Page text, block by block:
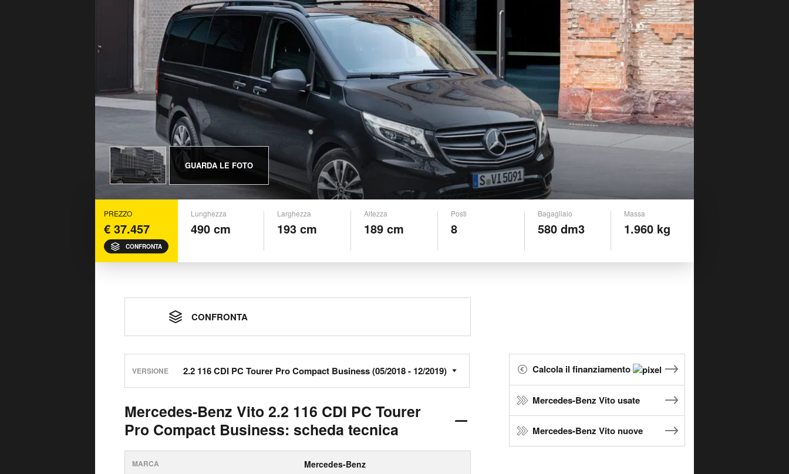
GUARDA LE FOTO
PREZZO
€ 37.457
CONFRONTA
Lunghezza
490 cm
Larghezza
193 cm
Altezza
189 cm
Posti
8
Bagagliaio
580 dm3
Massa
1.960 kg
CONFRONTA
VERSIONE
Mercedes-Benz Vito 2.2 116 CDI PC Tourer
Pro Compact Business: scheda tecnica
MARCA Mercedes-Benz
Calcola il finanziamento
Mercedes-Benz Vito usate
Mercedes-Benz Vito nuove